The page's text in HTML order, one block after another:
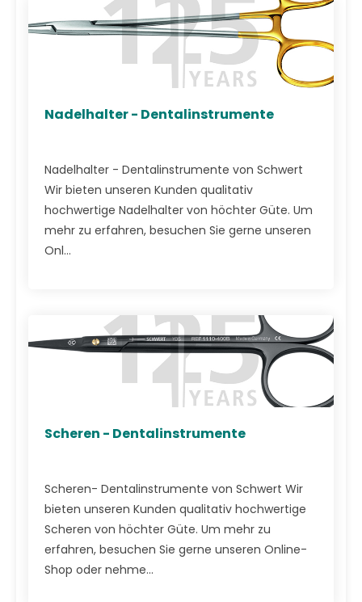
Nadelhalter - Dentalinstrumente
Nadelhalter - Dentalinstrumente von Schwert
Wir bieten unseren Kunden qualitativ
hochwertige Nadelhalter von höchter Güte. Um
mehr zu erfahren, besuchen Sie gerne unseren
Onl...
Scheren - Dentalinstrumente
Scheren- Dentalinstrumente von Schwert Wir
bieten unseren Kunden qualitativ hochwertige
Scheren von höchter Güte. Um mehr zu
erfahren, besuchen Sie gerne unseren Online-
Shop oder nehme...